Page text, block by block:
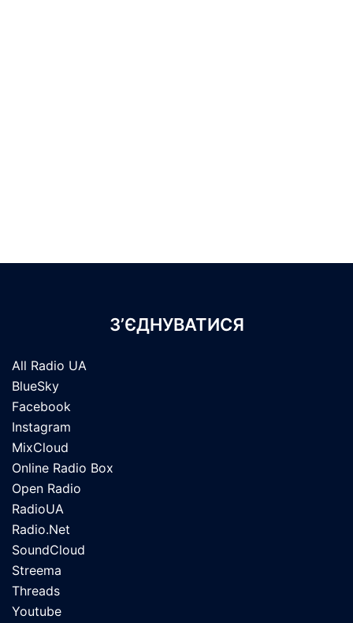
З’ЄДНУВАТИСЯ
All Radio UA
BlueSky
Facebook
Instagram
MixCloud
Online Radio Box
Open Radio
RadioUA
Radio.Net
SoundCloud
Streema
Threads
Youtube